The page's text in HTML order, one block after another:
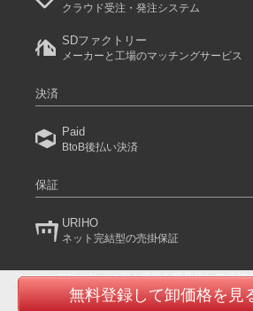
無料登録して卸価格を見
クラウド受注・発注システム
SDファクトリー
メーカーと工場のマッチングサービス
決済
Paid
BtoB後払い決済
保証
URIHO
ネット完結型の売掛保証
スーパーデリバリーは個人情報を暗号化して送信
(C) 2024 RACCOON COMMERCE, Inc. All